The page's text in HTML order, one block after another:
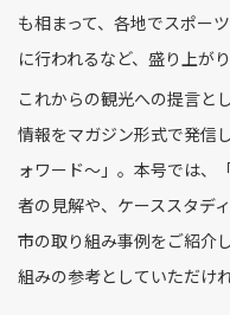
も相まって、各地でスポー
に行われるなど、盛り上が
これからの観光への提言と
情報をマガジン形式で発信
ォワード～」。本号では
者の見解や、ケーススタデ
市の取り組み事例をご紹介
組みの参考としていただけ